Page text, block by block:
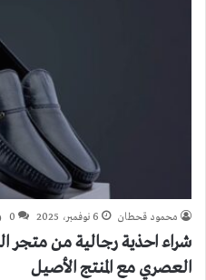
محمود قحطان 6 نوفمبر، 2025 0
شراء احذية رجالية من متجر
العصري مع المنتج الأصيل